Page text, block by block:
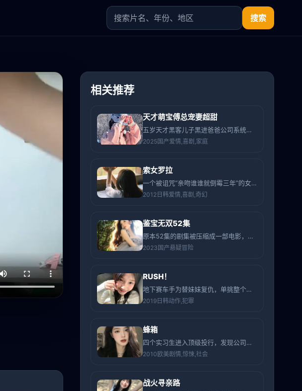
搜索
相关推荐
天才萌宝傅总宠妻超甜
五岁天才黑客儿子黑进爸爸公司系统，只为帮单亲妈妈找个“最配”的老公。
2025国产爱情,喜剧,家庭
索女罗拉
一个被诅咒“亲吻谁谁就倒霉三年”的女生，偏偏爱上了全城最幸运的男生。
2012 日韩爱情,喜剧,奇幻
鉴宝无双52集
原本52集的剧集被压缩成一部电影，讲述了传国玉玺背后超出史书记载的真相。
2023 国产悬疑冒险
RUSH！
地下赛车手为替妹妹复仇，单挑整个贩毒集团，每杀掉一个目标，就在对方车顶喷上红色“RUSH”。
2019 日韩动作,犯罪
蜂箱
四个实习生进入顶级投行，发现公司每个成功员工后脑都植入了一个神秘的“蜂箱”。
2010 欧美剧情,惊悚,社会
战火寻亲路